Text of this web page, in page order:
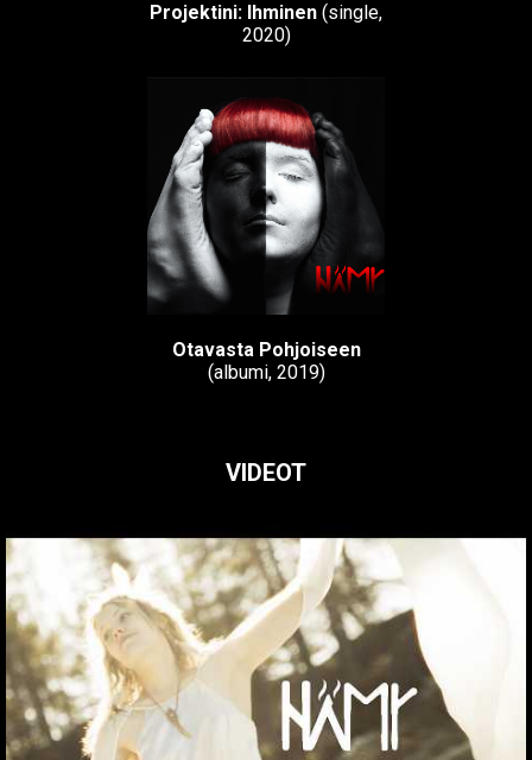
Projektini: Ihminen (single,
2020)
Otavasta Pohjoiseen
(albumi, 2019)
VIDEOT